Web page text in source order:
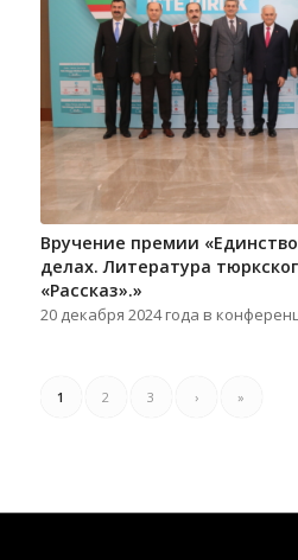
Вручение премии
делах. Литература
«Рассказ».»
20 декабря 2024 года в
1 2 3 › »